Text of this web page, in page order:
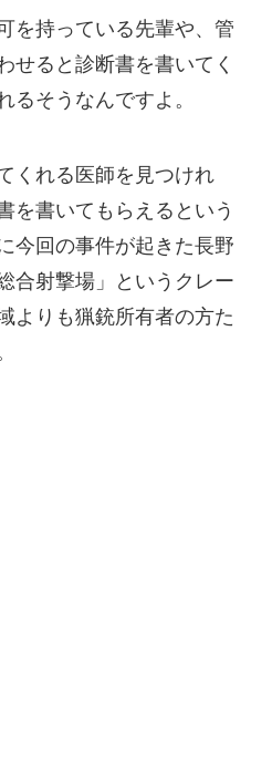
を持っている先輩や、管
せると診断書を書いてく
るそうなんですよ。
くれる医師を見つけれ
を書いてもらえるという
今回の事件が起きた長野
合射撃場」というクレー
よりも猟銃所有者の方た